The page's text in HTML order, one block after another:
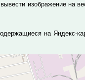
изображение на
на Яндекс-